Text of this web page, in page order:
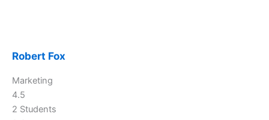
Robert Fox
Marketing
4.5
2 Students